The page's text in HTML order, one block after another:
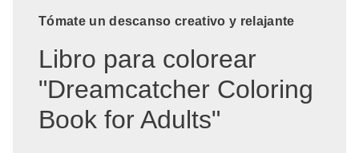
Tómate un descanso creativo y relajante
Libro para colorear
"Dreamcatcher Coloring
Book for Adults"